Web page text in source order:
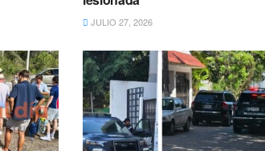
JULIO 27, 2026